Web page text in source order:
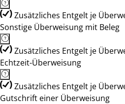
Zusätzliches Entgelt je
Sonstige Überweisung mit Beleg
Zusätzliches Entgelt je
Echtzeit-Überweisung
Zusätzliches Entgelt je
Gutschrift einer Überweisung